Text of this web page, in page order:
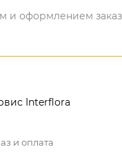
и оформлением
Interflora
и оплата